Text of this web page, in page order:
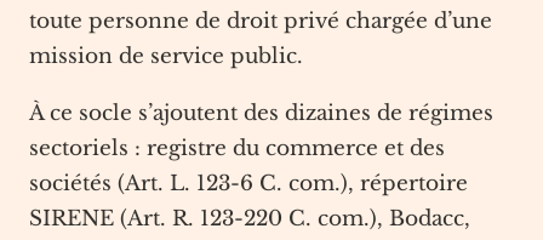
toute personne de droit privé chargée d’une
mission de service public.
À ce socle s’ajoutent des dizaines de régimes
sectoriels : registre du commerce et des
sociétés (Art. L. 123-6 C. com.), répertoire
SIRENE (Art. R. 123-220 C. com.), Bodacc,